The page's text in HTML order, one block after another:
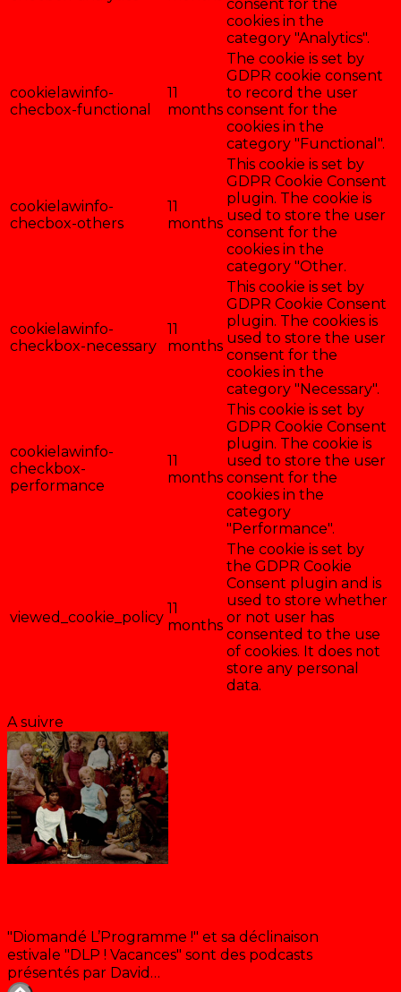
consent for the
cookies in the
category "Analytics".
cookielawinfo-
checbox-functional
11
months
The cookie is set by
GDPR cookie consent
to record the user
consent for the
cookies in the
category "Functional".
cookielawinfo-
checbox-others
11
months
This cookie is set by
GDPR Cookie Consent
plugin. The cookie is
used to store the user
consent for the
cookies in the
category "Other.
cookielawinfo-
checkbox-necessary
11
months
This cookie is set by
GDPR Cookie Consent
plugin. The cookies is
used to store the user
consent for the
cookies in the
category "Necessary".
cookielawinfo-
checkbox-
performance
11
months
This cookie is set by
GDPR Cookie Consent
plugin. The cookie is
used to store the user
consent for the
cookies in the
category
"Performance".
viewed_cookie_policy
11
months
The cookie is set by
the GDPR Cookie
Consent plugin and is
used to store whether
or not user has
consented to the use
of cookies. It does not
store any personal
data.
A suivre
"Diomandé L’Programme !" et sa déclinaison
estivale "DLP ! Vacances" sont des podcasts
présentés par David…